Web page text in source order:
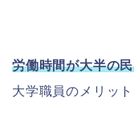
労働時間が大半の
大学職員のメリット